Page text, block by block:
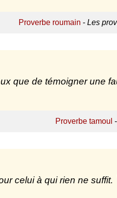
Proverbe roumain - Les
que de témoigner une
Proverbe tamoul -
celui à qui rien ne suffit.